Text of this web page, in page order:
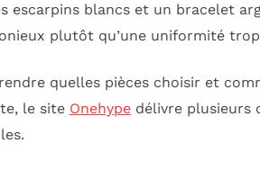
escarpins blancs et un bracelet
plutôt qu’une uniformité
quelles pièces choisir et
le site Onehype délivre plusieurs